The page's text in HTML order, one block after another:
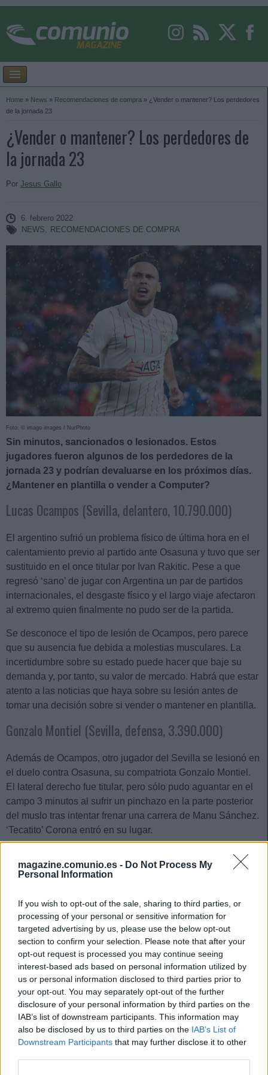
magazine.comunio.es - Do Not Process My
Personal Information
If you wish to opt-out of the sale, sharing to third parties, or
processing of your personal or sensitive information for
targeted advertising by us, please use the below opt-out
section to confirm your selection. Please note that after your
opt-out request is processed you may continue seeing
interest-based ads based on personal information utilized by
us or personal information disclosed to third parties prior to
your opt-out. You may separately opt-out of the further
disclosure of your personal information by third parties on the
IAB’s list of downstream participants. This information may
also be disclosed by us to third parties on the IAB’s List of
Downstream Participants that may further disclose it to other
Home » News » Recomendaciones de compra » ¿Vender o mantener? Los perdedores
de la jornada 23
¿Vender o mantener? Los perdedores de
la jornada 23
Por Jesus Gallo
6. febrero 2022
NEWS, RECOMENDACIONES DE COMPRA
Foto: © imago images / NurPhoto
Sin minutos, sancionados o lesionados. Estos
jugadores fueron algunos de los perdedores de la
jornada 23 y podrían devaluarse en los próximos días.
¿Mantener en plantilla o vender a Computer?
Lucas Ocampos (Sevilla, delantero, 10.790.000)
El argentino sufrió un problema físico de última hora en el
calentamiento previo al partido ante Osasuna y tuvo que ser
sustituido en el once titular por Ivan Rakitic. Pese a que
regresó ‘sano’ de jugar con Argentina un par de partidos
internacionales, el desgaste físico y el largo viaje afectaron
al extremo quien finalmente no pudo ser de la partida.
Se desconoce el tipo de lesión de Ocampos, pero parece
que su ausencia fue debida a molestias musculares. La
incertidumbre sobre su estado puede hacer que baje su
demanda y, por tanto, su valor de mercado. Habrá que estar
atento a las noticias que haya sobre su lesión antes de
tomar una decisión sobre si vender o mantener en plantilla.
Gonzalo Montiel (Sevilla, defensa, 3.390.000)
Además de Ocampos, otro jugador del Sevilla se lesionó en
el duelo contra Osasuna, su compatriota Gonzalo Montiel.
El lateral derecho fue titular, pero sólo pudo aguantar en el
campo 3 minutos al sufrir un pinchazo en la parte posterior
del muslo tras intentar frenar una carrera de Manu Sánchez.
‘Tecatito’ Corona entró en su lugar.
Al igual que en el caso de Ocampos, se desconoce el tipo
de dolencia del defensa argentino, pero todo apunta a que
grupo y se espera que vuelva a una convocatoria en la
jornada 24, por lo que puede ser el momento de vender a
Montiel ante una posible bajada de valor.
¡A pujar! Cinco triunfadores de la jornada 23
Estos fueron algunos de los
grandes triunfadores en los
partidos de viernes y sábado de la
jornada 23. Con un valor inferior a
los 3 millones obtuvieron 7 o más